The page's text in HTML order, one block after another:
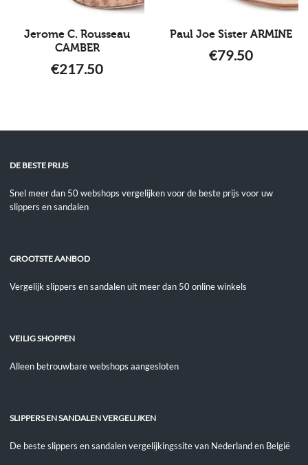
Jerome C. Rousseau
CAMBER
€217.50
Paul Joe Sister ARMINE
€79.50
DE BESTE PRIJS
Snel meer dan 50 webshops vergelijken voor de beste prijs voor uw
slippers en sandalen
GROOTSTE AANBOD
Vergelijk slippers en sandalen uit meer dan 50 online winkels
VEILIG SHOPPEN
Alleen betrouwbare webshops aangesloten
SLIPPERS EN SANDALEN VERGELIJKEN
De beste slippers en sandalen vergelijkingssite van Nederland en België